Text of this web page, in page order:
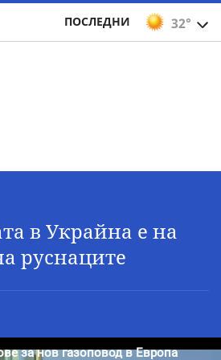
32°
ПОСЛЕДНИ
в Украйна е на
руснаците